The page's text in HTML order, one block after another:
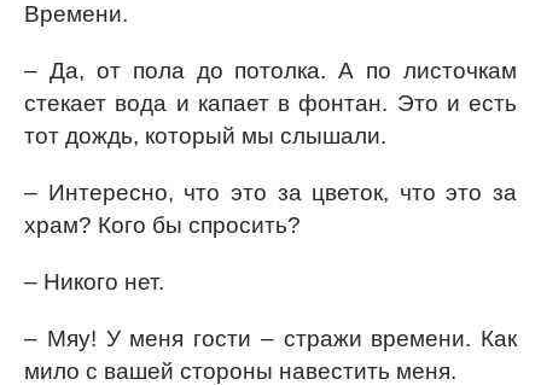
Времени.
– Да, от пола до потолка. А по листочкам
стекает вода и капает в фонтан. Это и есть
тот дождь, который мы слышали.
– Интересно, что это за цветок, что это за
храм? Кого бы спросить?
– Никого нет.
– Мяу! У меня гости – стражи времени. Как
мило с вашей стороны навестить меня.